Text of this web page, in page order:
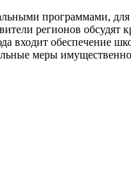
программами,
регионов обсудят
входит обеспечение
меры